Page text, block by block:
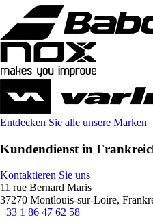
Entdecken Sie alle unsere Marken
Kundendienst in
Kontaktieren Sie uns
11 rue Bernard Maris
37270 Montlouis-sur-Loire,
+33 1 86 47 62 58